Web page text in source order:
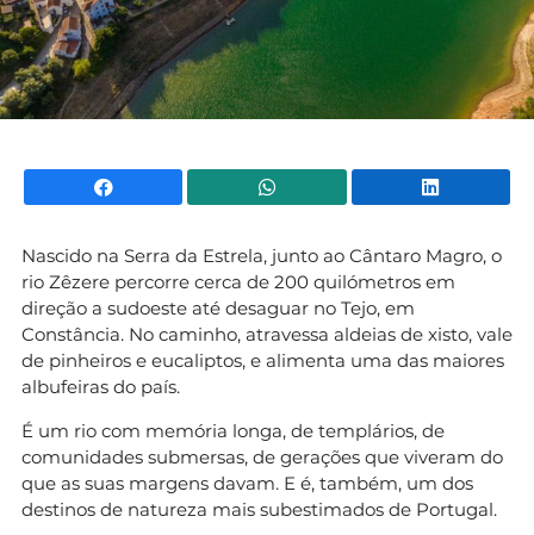
Facebook WhatsApp
Nascido na Serra da Estrela, junto ao Cântaro Magro, o
rio Zêzere percorre cerca de 200 quilómetros em
direção a sudoeste até desaguar no Tejo, em
Constância. No caminho, atravessa aldeias de xisto, vale
de pinheiros e eucaliptos, e alimenta uma das maiores
albufeiras do país.
É um rio com memória longa, de templários, de
comunidades submersas, de gerações que viveram do
que as suas margens davam. E é, também, um dos
destinos de natureza mais subestimados de Portugal.